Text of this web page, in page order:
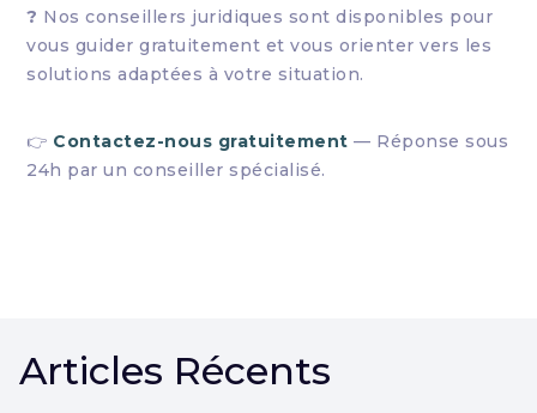
? Nos conseillers juridiques sont disponibles pour
vous guider gratuitement et vous orienter vers les
solutions adaptées à votre situation.
👉 Contactez-nous gratuitement — Réponse sous
24h par un conseiller spécialisé.
Articles Récents